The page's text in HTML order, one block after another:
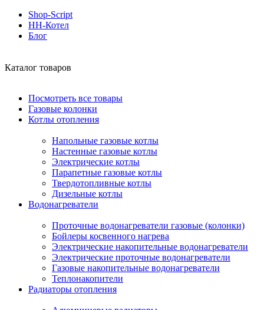
Shop-Script
НН-Котел
Блог
Каталог товаров
Посмотреть все товары
Газовые колонки
Котлы отопления
Напольные газовые котлы
Настенные газовые котлы
Электрические котлы
Парапетные газовые котлы
Твердотопливные котлы
Дизельные котлы
Водонагреватели
Проточные водонагреватели газовые (колонки)
Бойлеры косвенного нагрева
Электрические накопительные водонагреватели
Электрические проточные водонагреватели
Газовые накопительные водонагреватели
Теплонакопители
Радиаторы отопления